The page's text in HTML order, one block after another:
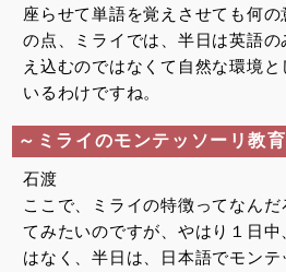
座らせて単語を覚えさせても何
の点、ミライでは、半日は英語
え込むのではなくて自然な環境
いるわけですね。
～ミライのモンテッソーリ教
石渡
ここで、ミライの特徴ってなんだ
てみたいのですが、やはり１日
はなく、半日は、日本語でモン